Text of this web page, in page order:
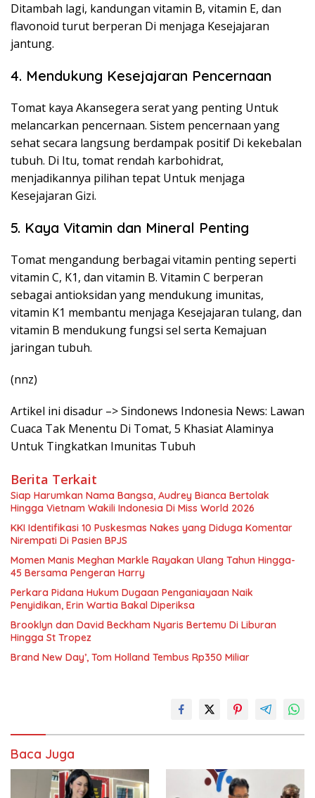
Ditambah lagi, kandungan vitamin B, vitamin E, dan
flavonoid turut berperan Di menjaga Kesejajaran
jantung.
4. Mendukung Kesejajaran Pencernaan
Tomat kaya Akansegera serat yang penting Untuk
melancarkan pencernaan. Sistem pencernaan yang
sehat secara langsung berdampak positif Di kekebalan
tubuh. Di Itu, tomat rendah karbohidrat,
menjadikannya pilihan tepat Untuk menjaga
Kesejajaran Gizi.
5. Kaya Vitamin dan Mineral Penting
Tomat mengandung berbagai vitamin penting seperti
vitamin C, K1, dan vitamin B. Vitamin C berperan
sebagai antioksidan yang mendukung imunitas,
vitamin K1 membantu menjaga Kesejajaran tulang, dan
vitamin B mendukung fungsi sel serta Kemajuan
jaringan tubuh.
(nnz)
Artikel ini disadur –> Sindonews Indonesia News: Lawan
Cuaca Tak Menentu Di Tomat, 5 Khasiat Alaminya
Untuk Tingkatkan Imunitas Tubuh
Berita Terkait
Siap Harumkan Nama Bangsa, Audrey Bianca Bertolak
Hingga Vietnam Wakili Indonesia Di Miss World 2026
KKI Identifikasi 10 Puskesmas Nakes yang Diduga Komentar
Nirempati Di Pasien BPJS
Momen Manis Meghan Markle Rayakan Ulang Tahun Hingga-
45 Bersama Pengeran Harry
Perkara Pidana Hukum Dugaan Penganiayaan Naik
Penyidikan, Erin Wartia Bakal Diperiksa
Brooklyn dan David Beckham Nyaris Bertemu Di Liburan
Hingga St Tropez
Brand New Day’, Tom Holland Tembus Rp350 Miliar
Baca Juga